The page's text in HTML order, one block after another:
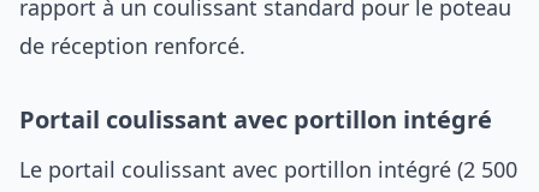
rapport à un coulissant standard pour le poteau
de réception renforcé.
Portail coulissant avec portillon intégré
Le portail coulissant avec portillon intégré (2 500